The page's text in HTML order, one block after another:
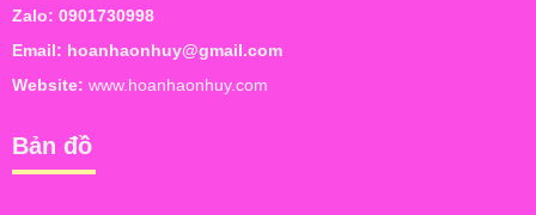
Zalo: 0901730998
Email: hoanhaonhuy@gmail.com
Website: www.hoanhaonhuy.com
Bản đồ